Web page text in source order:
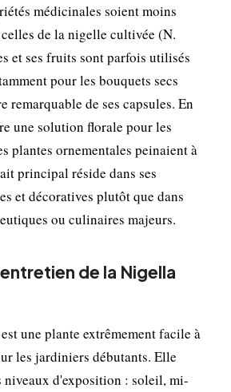
médicinales soient moins
de la nigelle cultivée (N.
et ses fruits sont parfois utilisés
pour les bouquets secs
remarquable de ses capsules. En
une solution florale pour les
plantes ornementales peinaient à
principal réside dans ses
et décoratives plutôt que dans
ou culinaires majeurs.
de la Nigella
une plante extrêmement facile à
les jardiniers débutants. Elle
niveaux d'exposition : soleil, mi-